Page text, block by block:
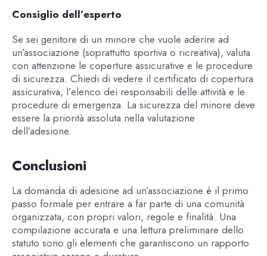
Consiglio dell’esperto
Se sei genitore di un minore che vuole aderire ad
un’associazione (soprattutto sportiva o ricreativa), valuta
con attenzione le coperture assicurative e le procedure
di sicurezza. Chiedi di vedere il certificato di copertura
assicurativa, l’elenco dei responsabili delle attività e le
procedure di emergenza. La sicurezza del minore deve
essere la priorità assoluta nella valutazione
dell’adesione.
Conclusioni
La domanda di adesione ad un’associazione è il primo
passo formale per entrare a far parte di una comunità
organizzata, con propri valori, regole e finalità. Una
compilazione accurata e una lettura preliminare dello
statuto sono gli elementi che garantiscono un rapporto